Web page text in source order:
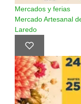
Mercados y ferias
Mercado Artesanal
Laredo